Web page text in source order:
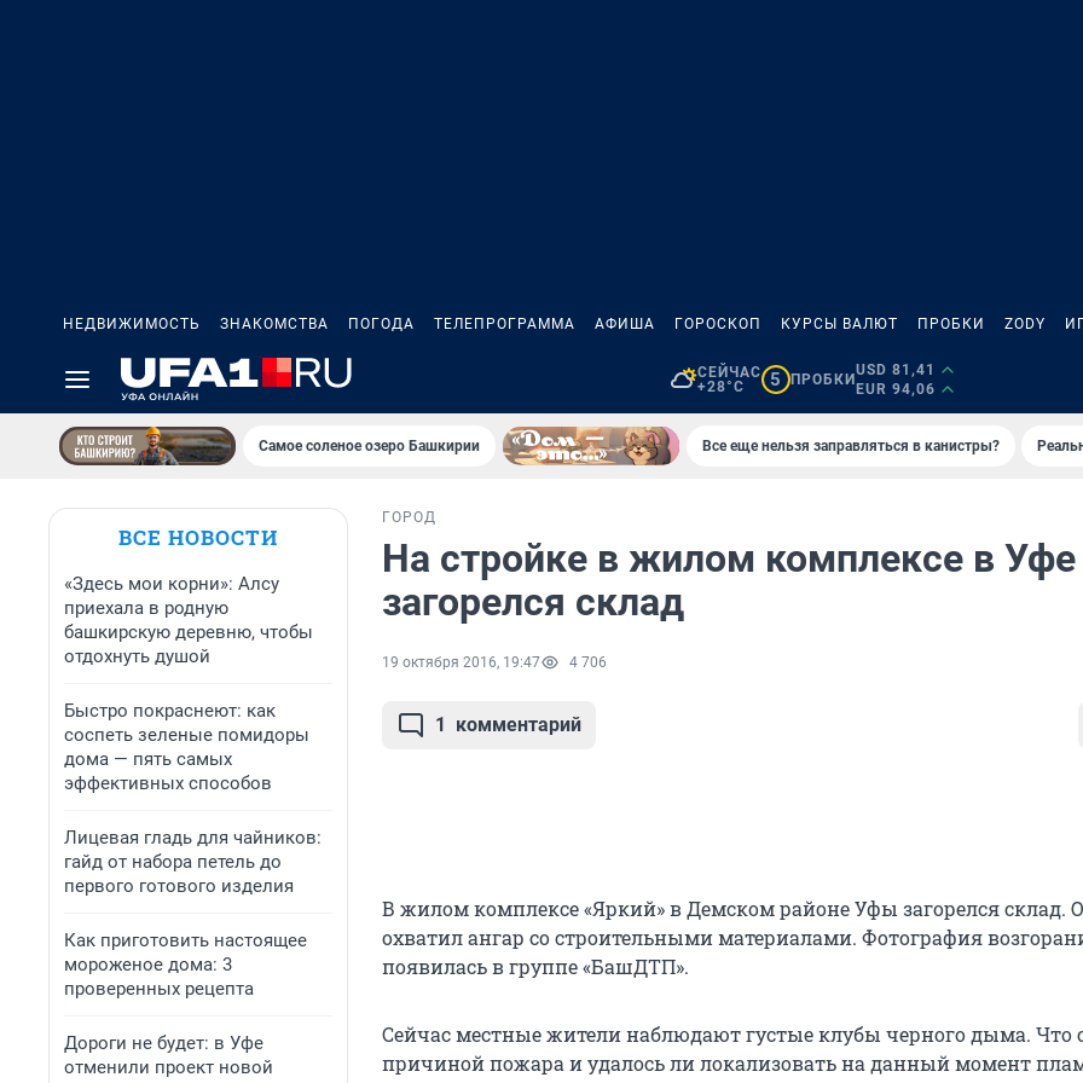
НЕДВИЖИМОСТЬ ЗНАКОМСТВА ПОГОДА ТЕЛЕПРОГРАММА АФИША ГОРОСКОП КУРСЫ ВАЛЮТ ПРОБКИ ZODY
СЕЙЧАС
+28°C
5 ПРОБКИ
USD 81,41
EUR 94,06
Самое соленое озеро Башкирии Все еще нельзя заправляться в канистры?
ВСЕ НОВОСТИ
«Здесь мои корни»: Алсу
приехала в родную
башкирскую деревню, чтобы
отдохнуть душой
Быстро покраснеют: как
соспеть зеленые помидоры
дома — пять самых
эффективных способов
Лицевая гладь для чайников:
гайд от набора петель до
первого готового изделия
Как приготовить настоящее
мороженое дома: 3
проверенных рецепта
Дороги не будет: в Уфе
отменили проект новой
ГОРОД
На стройке в жилом комплексе в Уфе
загорелся склад
19 октября 2016, 19:47 4 706
1 комментарий
В жилом комплексе «Яркий» в Демском районе Уфы загорелся склад.
охватил ангар со строительными материалами. Фотография
появилась в группе «БашДТП».
Сейчас местные жители наблюдают густые клубы черного дыма. Что
причиной пожара и удалось ли локализовать на данный момент